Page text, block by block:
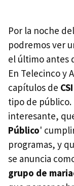
Por la noche
podremos ver
el último antes
En Telecinco y
capítulos de CSI
tipo de público.
interesante,
Público'
programas, y
se anuncia
grupo de